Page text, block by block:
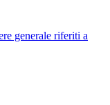
generale riferiti a